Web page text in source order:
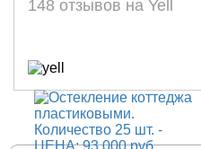
148 отзывов на Yell